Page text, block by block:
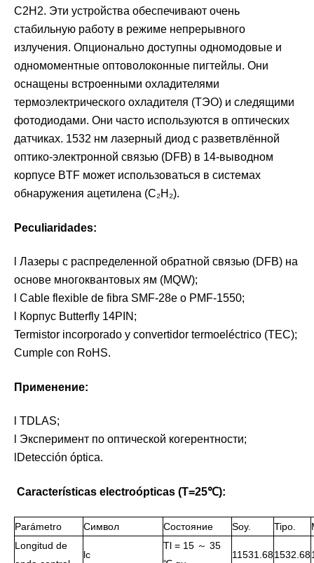
C2H2. Эти устройства обеспечивают очень
стабильную работу в режиме непрерывного
излучения. Опционально доступны одномодовые и
одномоментные оптоволоконные пигтейлы. Они
оснащены встроенными охладителями
термоэлектрического охладителя (ТЭО) и следящими
фотодиодами. Они часто используются в оптических
датчиках. 1532 нм лазерный диод с разветвлённой
оптико-электронной связью (DFB) в 14-выводном
корпусе BTF может использоваться в системах
обнаружения ацетилена (C₂H₂).
Peculiaridades:
l Лазеры с распределенной обратной связью (DFB) на
основе многоквантовых ям (MQW);
l Cable flexible de fibra SMF-28e o PMF-1550;
l Корпус Butterfly 14PIN;
Termistor incorporado y convertidor termoeléctrico (TEC);
Cumple con RoHS.
Применение:
l TDLAS;
l Эксперимент по оптической когерентности;
lDetección óptica.
Características electroópticas (T=25℃):
Parámetro Символ Состояние Soy. Tipo.
Longitud de
lc
Tl = 15 ～ 35
11531.681532.68